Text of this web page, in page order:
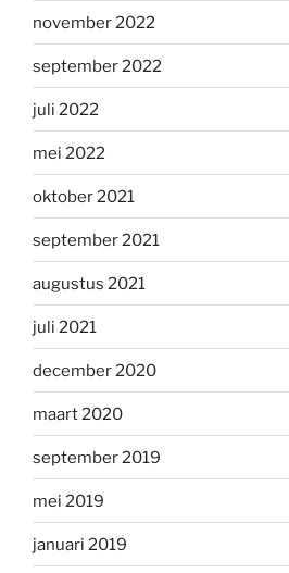
november 2022
september 2022
juli 2022
mei 2022
oktober 2021
september 2021
augustus 2021
juli 2021
december 2020
maart 2020
september 2019
mei 2019
januari 2019